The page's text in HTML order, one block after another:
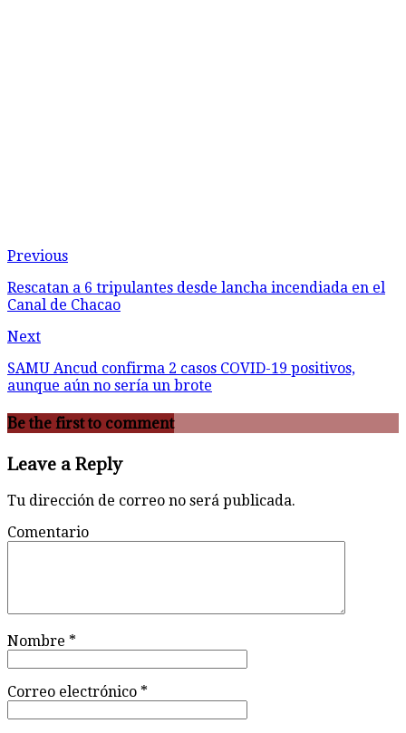
Previous
Rescatan a 6 tripulantes desde lancha incendiada en el
Canal de Chacao
Next
SAMU Ancud confirma 2 casos COVID-19 positivos,
aunque aún no sería un brote
Be the first to comment
Leave a Reply
Tu dirección de correo no será publicada.
Comentario
Nombre *
Correo electrónico *